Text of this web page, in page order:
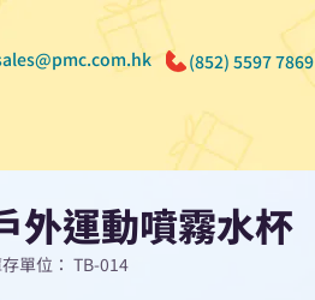
(852) 5597 7869
外運動噴霧水杯
單位： TB-014